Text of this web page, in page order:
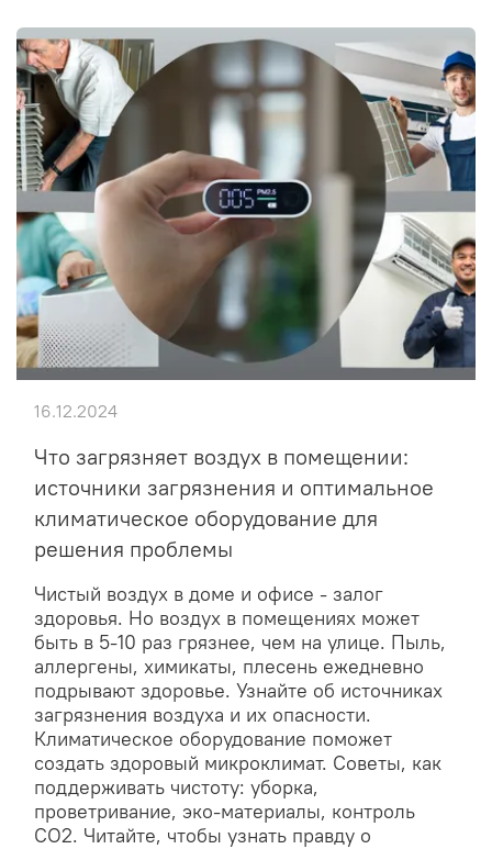
Что загрязняет воздух в помещении:
источники загрязнения и оптимальное
климатическое оборудование для
решения проблемы
Чистый воздух в доме и офисе - залог
здоровья. Но воздух в помещениях может
быть в 5-10 раз грязнее, чем на улице. Пыль,
аллергены, химикаты, плесень ежедневно
подрывают здоровье. Узнайте об источниках
загрязнения воздуха и их опасности.
Климатическое оборудование поможет
создать здоровый микроклимат. Советы, как
поддерживать чистоту: уборка,
проветривание, эко-материалы, контроль
CO2. Читайте, чтобы узнать правду о
16.12.2024